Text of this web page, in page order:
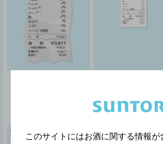
このサイトにはお酒に関する情報が